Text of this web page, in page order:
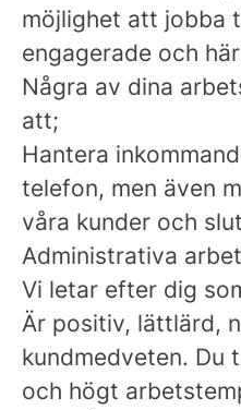
möjlighet att jobba
engagerade och
Några av dina
att;
Hantera
telefon, men även
våra kunder och
Administrativa
Vi letar efter dig
Är positiv, lättlärd,
kundmedveten. Du
och högt